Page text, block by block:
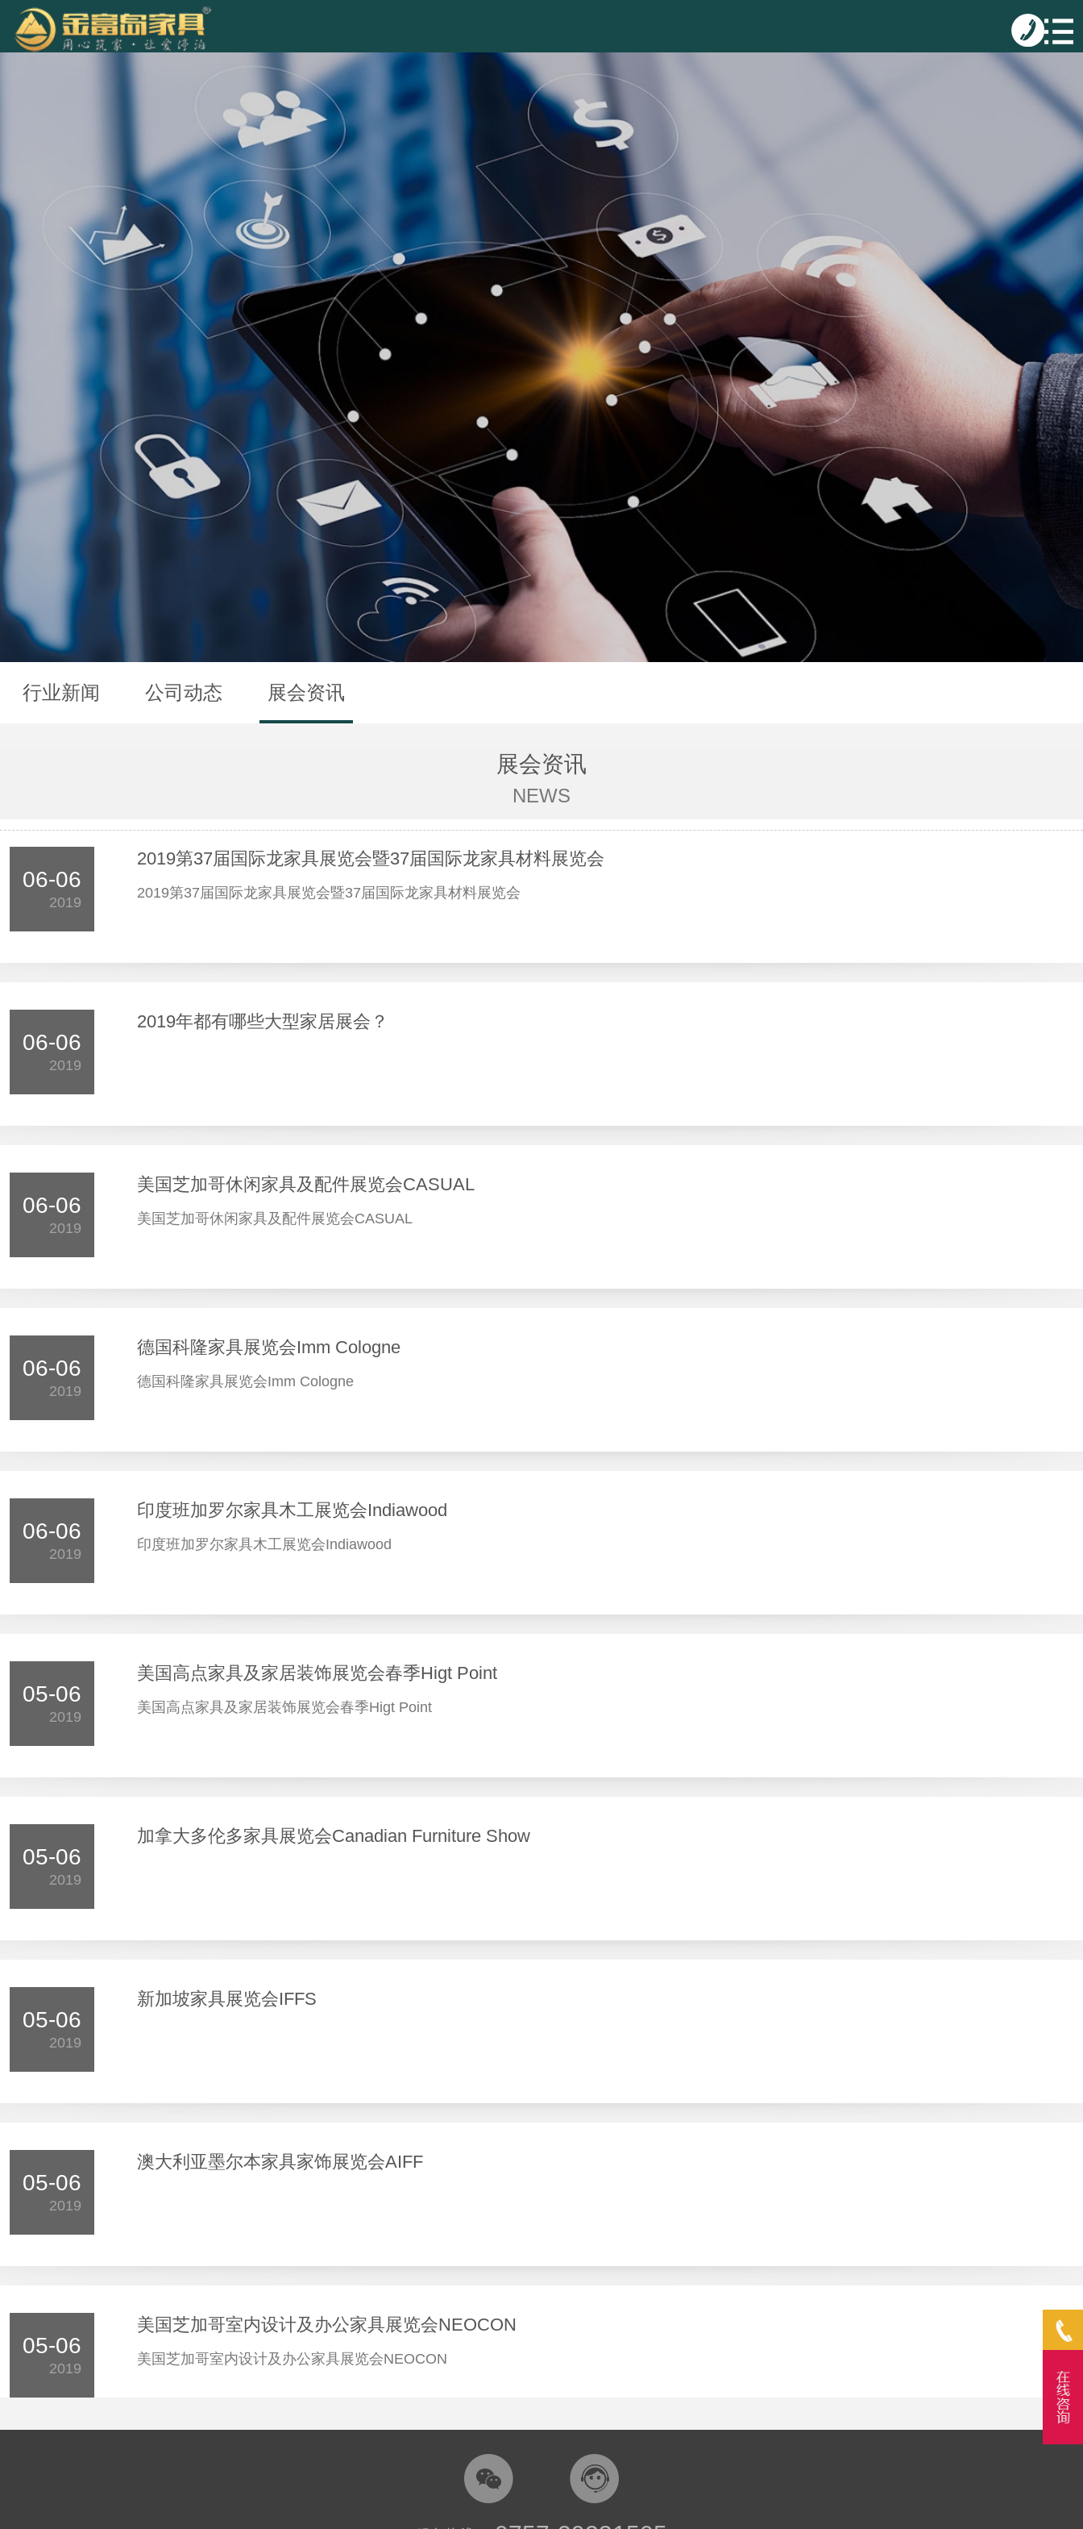
行业新闻 公司动态 展会资讯
展会资讯
NEWS
06-06
2019
2019第37届国际龙家具展览会暨37届国际龙家具材料展览会
2019第37届国际龙家具展览会暨37届国际龙家具材料展览会
06-06
2019
2019年都有哪些大型家居展会？
06-06
2019
美国芝加哥休闲家具及配件展览会CASUAL
美国芝加哥休闲家具及配件展览会CASUAL
06-06
2019
德国科隆家具展览会Imm Cologne
德国科隆家具展览会Imm Cologne
06-06
2019
印度班加罗尔家具木工展览会Indiawood
印度班加罗尔家具木工展览会Indiawood
05-06
2019
美国高点家具及家居装饰展览会春季Higt Point
美国高点家具及家居装饰展览会春季Higt Point
05-06
2019
加拿大多伦多家具展览会Canadian Furniture Show
05-06
2019
新加坡家具展览会IFFS
05-06
2019
澳大利亚墨尔本家具家饰展览会AIFF
05-06
2019
美国芝加哥室内设计及办公家具展览会NEOCON
美国芝加哥室内设计及办公家具展览会NEOCON